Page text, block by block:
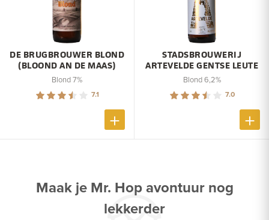
DE BRUGBROUWER BLOND
(BLOOND AN DE MAAS)
Blond 7%
7.1
STADSBROUWERIJ
ARTEVELDE GENTSE LEUTE
Blond 6,2%
7.0
Maak je Mr. Hop avontuur nog
lekkerder